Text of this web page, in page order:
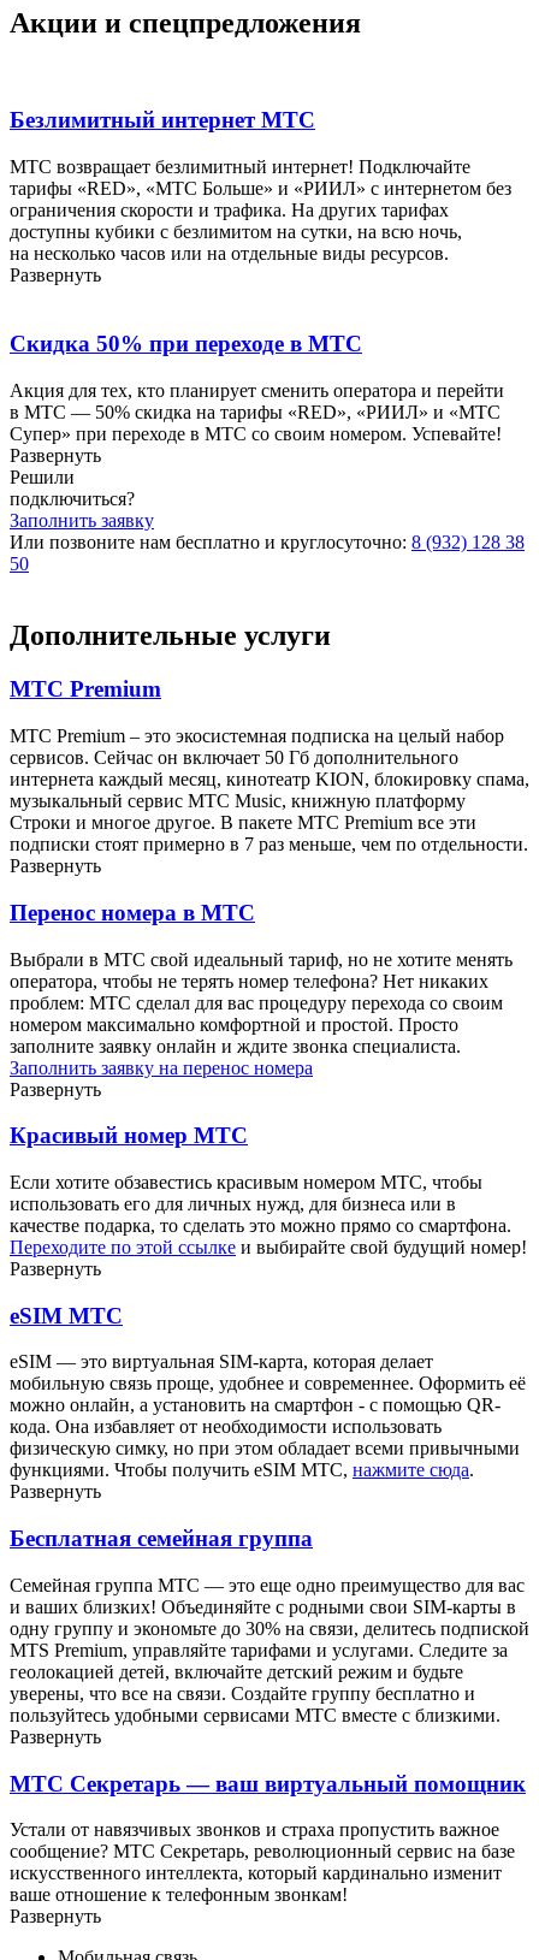
Акции и спецпредложения
Безлимитный интернет МТС
МТС возвращает безлимитный интернет! Подключайте
тарифы «RED», «МТС Больше» и «РИИЛ» с интернетом без
ограничения скорости и трафика. На других тарифах
доступны кубики с безлимитом на сутки, на всю ночь,
на несколько часов или на отдельные виды ресурсов.
Развернуть
Скидка 50% при переходе в МТС
Акция для тех, кто планирует сменить оператора и перейти
в МТС — 50% скидка на тарифы «RED», «РИИЛ» и «МТС
Супер» при переходе в МТС со своим номером. Успевайте!
Развернуть
Решили
подключиться?
Заполнить заявку
Или позвоните нам бесплатно и круглосуточно: 8 (932) 128 38
50
Дополнительные услуги
МТС Premium
МТС Premium – это экосистемная подписка на целый набор
сервисов. Сейчас он включает 50 Гб дополнительного
интернета каждый месяц, кинотеатр KION, блокировку спама,
музыкальный сервис МТС Music, книжную платформу
Строки и многое другое. В пакете МТС Premium все эти
подписки стоят примерно в 7 раз меньше, чем по отдельности.
Развернуть
Перенос номера в МТС
Выбрали в МТС свой идеальный тариф, но не хотите менять
оператора, чтобы не терять номер телефона? Нет никаких
проблем: МТС сделал для вас процедуру перехода со своим
номером максимально комфортной и простой. Просто
заполните заявку онлайн и ждите звонка специалиста.
Заполнить заявку на перенос номера
Развернуть
Красивый номер МТС
Если хотите обзавестись красивым номером МТС, чтобы
использовать его для личных нужд, для бизнеса или в
качестве подарка, то сделать это можно прямо со смартфона.
Переходите по этой ссылке и выбирайте свой будущий номер!
Развернуть
eSIM МТС
eSIM — это виртуальная SIM-карта, которая делает
мобильную связь проще, удобнее и современнее. Оформить её
можно онлайн, а установить на смартфон - с помощью QR-
кода. Она избавляет от необходимости использовать
физическую симку, но при этом обладает всеми привычными
функциями. Чтобы получить eSIM МТС, нажмите сюда.
Развернуть
Бесплатная семейная группа
Семейная группа МТС — это еще одно преимущество для вас
и ваших близких! Объединяйте с родными свои SIM-карты в
одну группу и экономьте до 30% на связи, делитесь подпиской
МТS Premium, управляйте тарифами и услугами. Следите за
геолокацией детей, включайте детский режим и будьте
уверены, что все на связи. Создайте группу бесплатно и
пользуйтесь удобными сервисами МТС вместе с близкими.
Развернуть
МТС Секретарь — ваш виртуальный помощник
Устали от навязчивых звонков и страха пропустить важное
сообщение? МТС Секретарь, революционный сервис на базе
искусственного интеллекта, который кардинально изменит
ваше отношение к телефонным звонкам!
Развернуть